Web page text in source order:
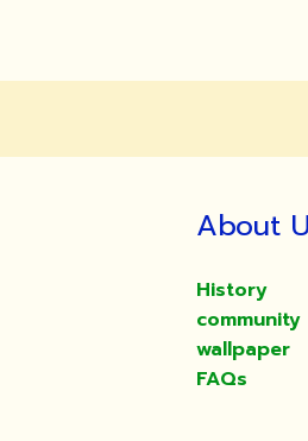
About
History
wallpaper
FAQs